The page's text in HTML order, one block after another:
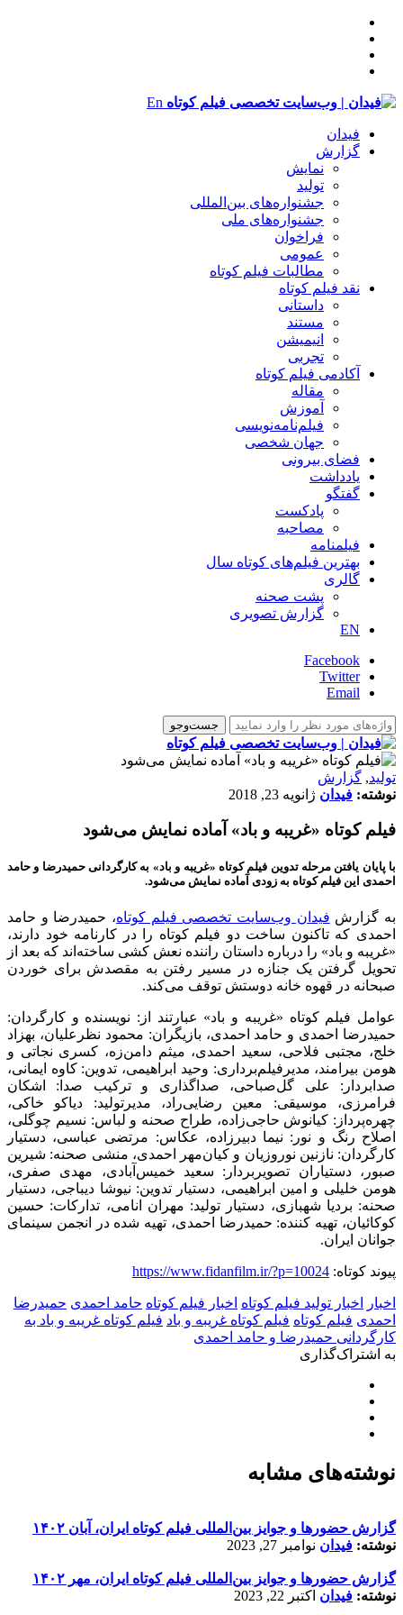
En
فیدان
گزارش
نمایش
تولید
‌‌جشنواره‌های بین‌المللی
جشنواره‌های ملی
فراخوان
عمومی
مطالبات فیلم کوتاه
نقد فیلم کوتاه
داستانی
مستند
انیمیشن
تجربی
آکادمی فیلم کوتاه
مقاله
آموزش
فیلم‌نامه‌نویسی
جهان شخصی
فضای بیرونی
یادداشت
گفتگو
پادکست
مصاحبه
فیلمنامه
بهترین فیلم‌های کوتاه سال
گالری
پشت صحنه
گزارش تصویری
EN
Facebook
Twitter
Email
تولید, گزارش
نوشته: فیدان ژانویه 23, 2018
فیلم کوتاه «غریبه و باد» آماده نمایش می‌شود
با پایان یافتن مرحله تدوین فیلم کوتاه «غریبه و باد» به کارگردانی حمیدرضا و حامد
احمدی این فیلم کوتاه به زودی آماده نمایش می‌شود.
به گزارش فیدان وب‌سایت تخصصی فیلم کوتاه، حمیدرضا و حامد
احمدی که تاکنون ساخت دو فیلم کوتاه را در کارنامه خود دارند،
«غریبه و باد» را درباره داستان راننده نعش کشی ساخته‌‌اند که بعد از
تحویل گرفتن یک جنازه در مسیر رفتن به مقصدش برای خوردن
صبحانه در قهوه خانه دوستش توقف می‌کند.
عوامل فیلم کوتاه «غریبه و باد» عبارتند از: نویسنده و کارگردان:
حمیدرضا احمدی و حامد احمدی، بازیگران: محمود نظرعلیان، بهزاد
خلج، مجتبی فلاحی، سعید احمدی، میثم دامن‌زه، کسری نجاتی و
هومن بیرامند، مدیرفیلم‌برداری: وحید ابراهیمی، تدوین: کاوه ایمانی،
صدابردار: علی گل‌صباحی، صداگذاری و ترکیب صدا: اشکان
فرامرزی، موسیقی: معین رضایی‌راد، مدیرتولید: دیاکو خاکی،
چهره‌پرداز: کیانوش حاجی‌زاده، طراح صحنه و لباس: نسیم چوگلی،
اصلاح رنگ و نور: نیما دبیرزاده، عکاس: مرتضی عباسی، دستیار
کارگردان: نازنین نوروزیان و کیان‌مهر احمدی، منشی صحنه: شیرین
صبور، دستیاران تصویربردار: سعید خمیس‌آبادی، مهدی صفری،
هومن خلیلی و امین ابراهیمی، دستیار تدوین: نیوشا دیباجی، دستیار
صحنه: بردیا شهبازی، دستیار تولید: مهران انامی، تدارکات: حسین
کوکائیان، تهیه کننده: حمیدرضا احمدی، تهیه شده در انجمن سینمای
جوانان ایران.
پیوند کوتاه: https://www.fidanfilm.ir/?p=10024
اخبار اخبار تولید فیلم کوتاه اخبار فیلم کوتاه حامد احمدی حمیدرضا
احمدی فیلم کوتاه فیلم کوتاه غریبه و باد فیلم کوتاه غریبه و باد به
کارگردانی حمیدرضا و حامد احمدی
به اشتراک‌گذاری
نوشته‌های مشابه
گزارش حضورها و جوایز بین‌المللی فیلم کوتاه ایران، آبان ۱۴۰۲
نوشته: فیدان نوامبر 27, 2023
گزارش حضورها و جوایز بین‌المللی فیلم کوتاه ایران، مهر ۱۴۰۲
نوشته: فیدان اکتبر 22, 2023